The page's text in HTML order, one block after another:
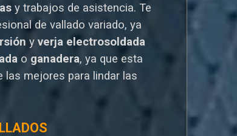
y trabajos de asistencia. Te
de vallado variado, ya
y verja electrosoldada
o ganadera, ya que esta
las mejores para lindar las